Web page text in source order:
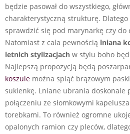
będzie pasował do wszystkiego,
charakterystyczną strukturę.
sprawdzić się pod marynarkę czy
Natomiast z cala pewnością lniana
letnich stylizacjach w stylu boho
Najlepszą propozycją będą
koszule można spiąć brązowym
sukienkę. Lniane ubrania doskonale
połączeniu ze słomkowymi
torebkami. To również ogromne
opalonych ramion czy pleców,